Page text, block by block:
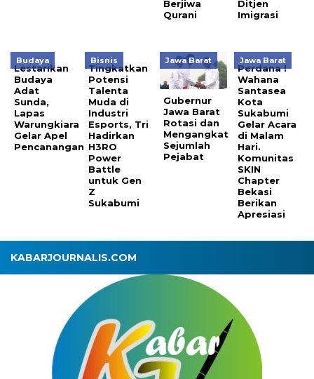
Berjiwa
Qurani
Ditjen
Imigrasi
Budaya
Lestarikan
Budaya
Adat
Sunda,
Lapas
Warungkiara
Gelar Apel
Pencanangan
Bisnis
Tingkatkan
Potensi
Talenta
Muda di
Industri
Esports, Tri
Hadirkan
H3RO
Power
Battle
untuk Gen
Z
Sukabumi
Jawa Barat
Gubernur
Jawa Barat
Rotasi dan
Mengangkat
Sejumlah
Pejabat
Jawa Barat
Perdana !
Wahana
Santasea
Kota
Sukabumi
Gelar Acara
di Malam
Hari.
Komunitas
SKIN
Chapter
Bekasi
Berikan
Apresiasi
KABARJOURNALIS.COM